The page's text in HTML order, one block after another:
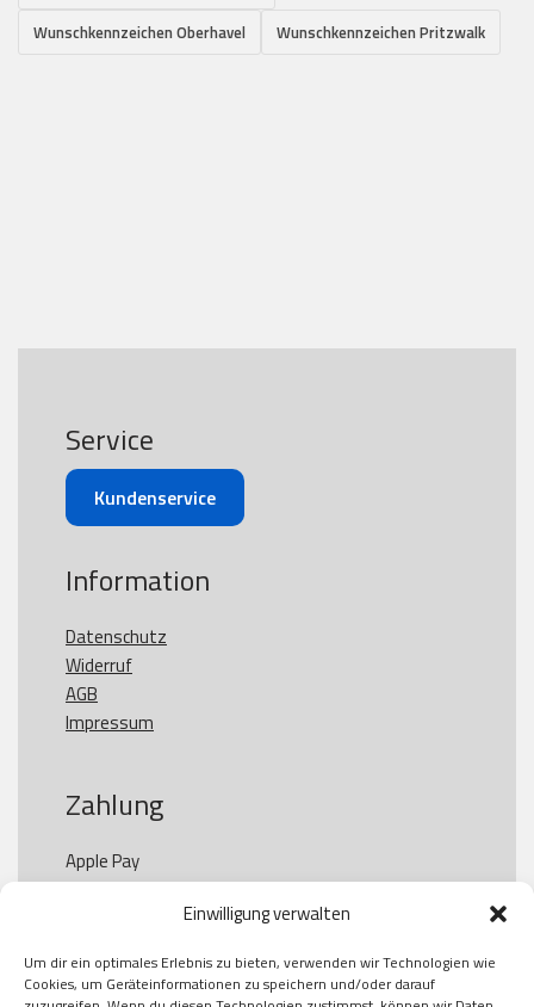
Einwilligung verwalten
Um dir ein optimales Erlebnis zu bieten, verwenden wir Technologien wie
Cookies, um Geräteinformationen zu speichern und/oder darauf
Wunschkennzeichen Oberhavel
Wunschkennzeichen Pritzwalk
Service
Kundenservice
Information
Datenschutz
Widerruf
AGB
Impressum
Zahlung
Apple Pay
Paypal
Kauf auf Rechung